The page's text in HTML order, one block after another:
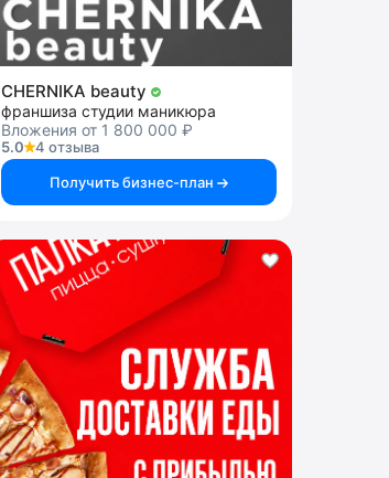
CHERNIKA beauty
франшиза студии маникюра
Вложения от 1 800 000 ₽
5.0
4 отзыва
Получить бизнес-план